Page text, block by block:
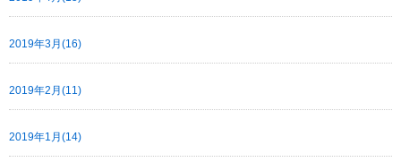
2019年3月(16)
2019年2月(11)
2019年1月(14)